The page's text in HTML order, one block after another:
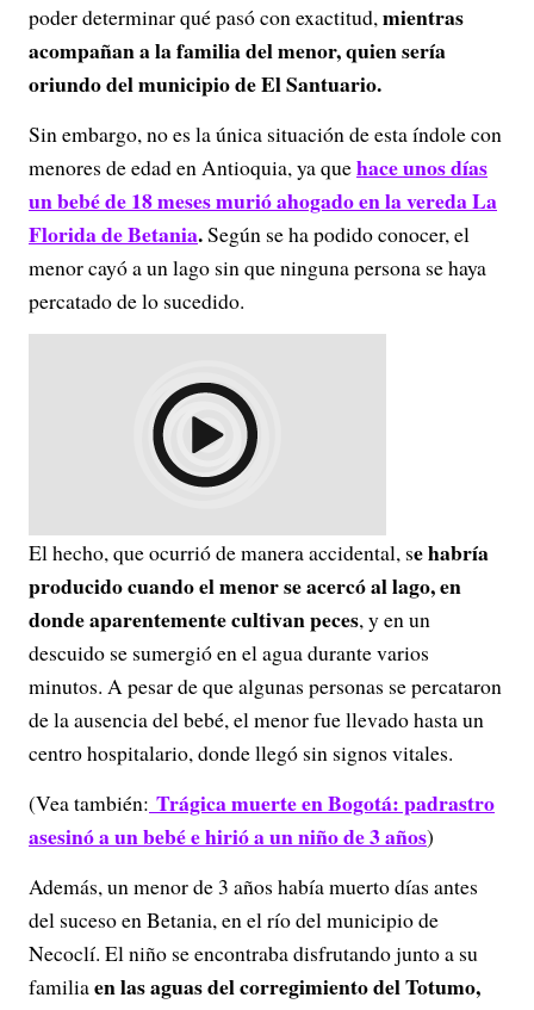
poder determinar qué pasó con exactitud,mientras
acompañan a la familia del menor, quien sería
oriundo del municipio de El Santuario.
Sin embargo, no es la única situación de esta índole con
menores de edad en Antioquia, ya quehace unos días
un bebé de 18 meses murió ahogado en la vereda La
Florida de Betania.Según se ha podido conocer, el
menor cayó a un lago sin que ninguna persona se haya
percatado de lo sucedido.
El hecho, que ocurrió de manera accidental, se habría
producido cuando el menor se acercó al lago, en
donde aparentemente cultivan peces, y en un
descuido se sumergió en el agua durante varios
minutos. A pesar de que algunas personas se percataron
de la ausencia del bebé, el menor fue llevado hasta un
centro hospitalario, donde llegó sin signos vitales.
(Vea también: Trágica muerte en Bogotá: padrastro
asesinó a un bebé e hirió a un niño de 3 años)
Además, un menor de 3 años había muerto días antes
del suceso en Betania, en el río del municipio de
Necoclí. El niño se encontraba disfrutando junto a su
familiaen las aguas del corregimiento del Totumo,